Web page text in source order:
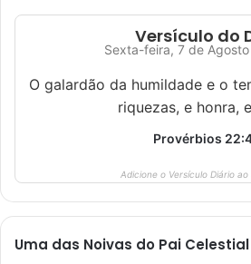
Versículo do
Sexta-feira, 7 de
O galardão da humildade e o
riquezas, e honra,
Provérbios
Adicione o Versículo Diário ao
Uma das Noivas do Pai Celestial